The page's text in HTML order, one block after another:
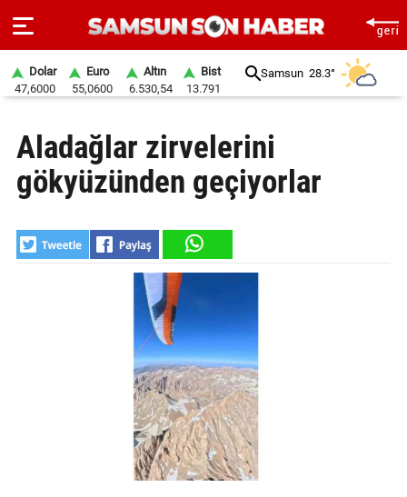
SAYFA
SAMSUN
SAMSUNSPOR
Dolar
47,6000
Euro
55,0600
Altın
6.530,54
Bist
13.791
Samsun 28.3°
Aladağlar zirvelerini
gökyüzünden geçiyorlar